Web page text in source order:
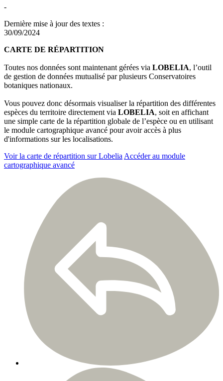
-
Dernière mise à jour des textes :
30/09/2024
CARTE DE RÉPARTITION
Toutes nos données sont maintenant gérées via LOBELIA, l’outil
de gestion de données mutualisé par plusieurs Conservatoires
botaniques nationaux.
Vous pouvez donc désormais visualiser la répartition des différentes
espèces du territoire directement via LOBELIA, soit en affichant
une simple carte de la répartition globale de l’espèce ou en utilisant
le module cartographique avancé pour avoir accès à plus
d'informations sur les localisations.
Voir la carte de répartition sur Lobelia Accéder au module
cartographique avancé